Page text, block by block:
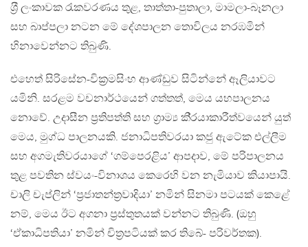
ශ‍්‍රී ලංකාවක රැකවරණය තුළ, තාත්තා-පුතාලා, මාමලා-බෑනලා
සහ බාප්පලා නටන මේ දේශපාලන තොවිලය නරඹමින්
හිනාවෙන්නට තිබුණි.
එහෙත් සිරිසේන-වික‍්‍රමසිංහ ආණ්ඩුව සිටින්නේ ඈලියාවට
යමිනි. සරළම වචනාර්ථයෙන් ගත්තත්, මෙය යහපාලනය
නොවේ. උදාසීන ප‍්‍රතිපත්ති සහ ග‍්‍රාම්‍ය කි‍්‍රයාකාරීත්වයෙන් යුත්
මෙය, මුග්ධ පාලනයකි. ජනාධිපතිවරයා කජු ඇටේක එල්ලීම
සහ අගමැතිවරයාගේ ‘ගම්පෙරළිය’ ආපදාව, මේ පරිපාලනය
තුළ පවතින ස්වයං-විනාශය කෙරෙහි වන නැමියාව කියාපායි.
චාලි චැප්ලින් ‘ප‍්‍රජාතන්ත‍්‍රවාදියා’ නමින් සිනමා පටයක් කෙළේ
නම්, මෙය ඊට අගනා ප‍්‍රස්තුතයක් වන්නට තිබුණි. (ඔහු
‘ඒකාධිපතියා’ නමින් චිත‍්‍රපටියක් කර තිබේ- පරිවර්තක).